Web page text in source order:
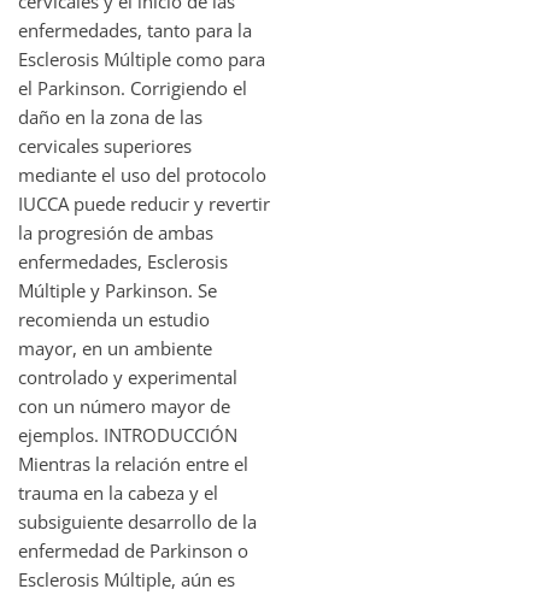
enfermedades, tanto para la
Esclerosis Múltiple como para
el Parkinson. Corrigiendo el
daño en la zona de las
cervicales superiores
mediante el uso del protocolo
IUCCA puede reducir y revertir
la progresión de ambas
enfermedades, Esclerosis
Múltiple y Parkinson. Se
recomienda un estudio
mayor, en un ambiente
controlado y experimental
con un número mayor de
ejemplos. INTRODUCCIÓN
Mientras la relación entre el
trauma en la cabeza y el
subsiguiente desarrollo de la
enfermedad de Parkinson o
Esclerosis Múltiple, aún es